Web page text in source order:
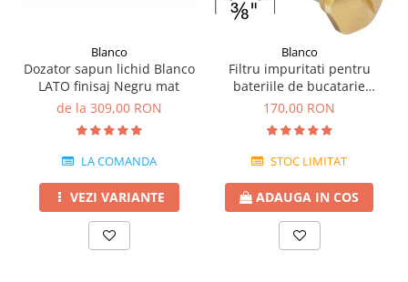
Blanco
Dozator sapun lichid Blanco
LATO finisaj Negru mat
de la 309,00 RON
LA COMANDA
VEZI VARIANTE
Blanco
Filtru impuritati pentru
bateriile de bucatarie
Blanco
170,00 RON
STOC LIMITAT
ADAUGA IN COS